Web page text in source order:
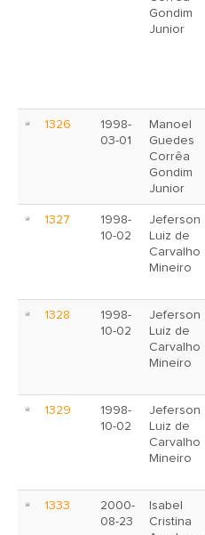
Gondim
Junior
1326
1998-
03-01
Manoel
Guedes
Corrêa
Gondim
Junior
1327
1998-
10-02
Jeferson
Luiz de
Carvalho
Mineiro
1328
1998-
10-02
Jeferson
Luiz de
Carvalho
Mineiro
1329
1998-
10-02
Jeferson
Luiz de
Carvalho
Mineiro
1333
2000-
08-23
Isabel
Cristina